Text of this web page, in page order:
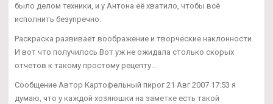
было делом техники, и у Антона её хватило, чтобы всё
исполнить безупречно.
Раскраска развивает воображение и творческие наклонности.
И вот что получилось Вот уж не ожидала столько скорых
отчетов к такому простому рецепту...
Сообщение Автор Картофельный пирог 21 Авг 2007 17:53 я
думаю, что у каждой хозяюшки на заметке есть такой